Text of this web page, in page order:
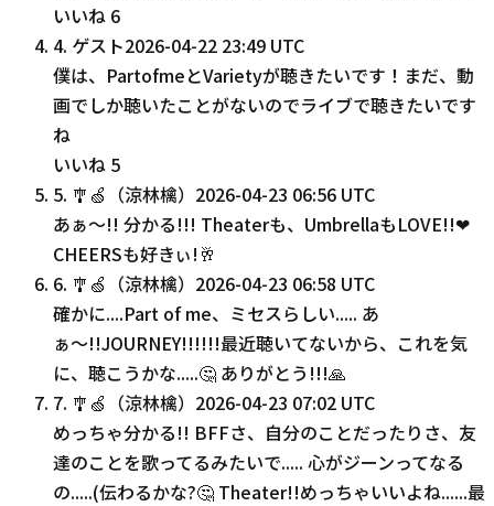
いいね 6
4. ゲスト2026-04-22 23:49 UTC
僕は、PartofmeとVarietyが聴きたいです！まだ、動
画でしか聴いたことがないのでライブで聴きたいです
ね
いいね 5
5. 🎐🍏（涼林檎） 2026-04-23 06:56 UTC
あぁ〜!! 分かる!!! Theaterも、UmbrellaもLOVE!!❤
CHEERSも好きぃ!🥂
6. 🎐🍏（涼林檎） 2026-04-23 06:58 UTC
確かに....Part of me、ミセスらしい..... あ
ぁ〜!!JOURNEY!!!!!!最近聴いてないから、これを気
に、聴こうかな.....🤔 ありがとう!!!🙏
7. 🎐🍏（涼林檎） 2026-04-23 07:02 UTC
めっちゃ分かる!! BFFさ、自分のことだったりさ、友
達のことを歌ってるみたいで..... 心がジーンってなる
の.....(伝わるかな?🤔 Theater!!めっちゃいいよね......最